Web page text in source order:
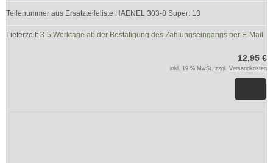
Teilenummer aus Ersatzteileliste HAENEL 303-8 Super: 13
Lieferzeit: 3-5 Werktage ab der Bestätigung des Zahlungseingangs per E-Mail
12,95 €
inkl. 19 % MwSt. zzgl. Versandkosten